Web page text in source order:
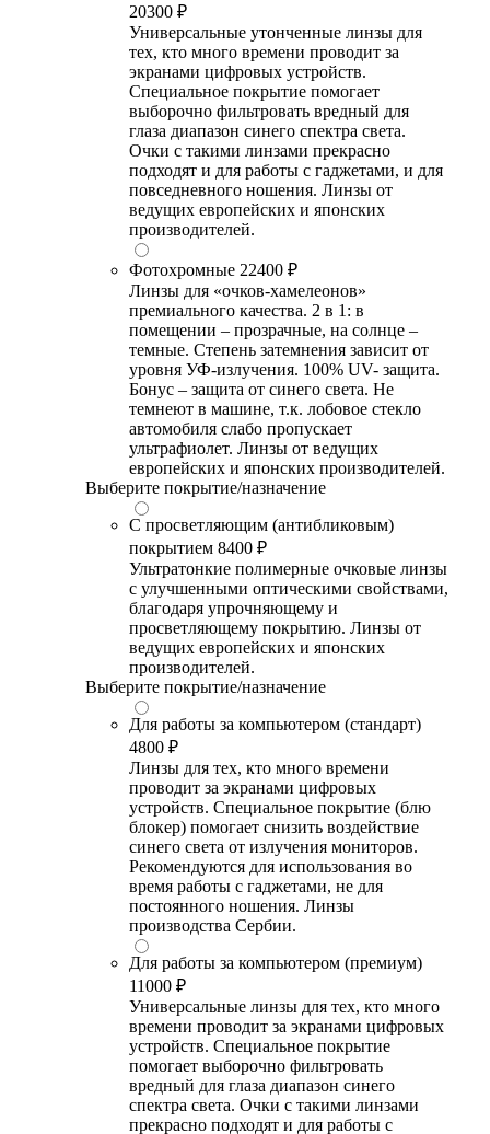
20300 ₽
Универсальные утонченные линзы для
тех, кто много времени проводит за
экранами цифровых устройств.
Специальное покрытие помогает
выборочно фильтровать вредный для
глаза диапазон синего спектра света.
Очки с такими линзами прекрасно
подходят и для работы с гаджетами, и для
повседневного ношения. Линзы от
ведущих европейских и японских
производителей.
Фотохромные 22400 ₽
Линзы для «очков-хамелеонов»
премиального качества. 2 в 1: в
помещении – прозрачные, на солнце –
темные. Степень затемнения зависит от
уровня УФ-излучения. 100% UV- защита.
Бонус – защита от синего света. Не
темнеют в машине, т.к. лобовое стекло
автомобиля слабо пропускает
ультрафиолет. Линзы от ведущих
европейских и японских производителей.
Выберите покрытие/назначение
С просветляющим (антибликовым)
покрытием 8400 ₽
Ультратонкие полимерные очковые линзы
с улучшенными оптическими свойствами,
благодаря упрочняющему и
просветляющему покрытию. Линзы от
ведущих европейских и японских
производителей.
Выберите покрытие/назначение
Для работы за компьютером (стандарт)
4800 ₽
Линзы для тех, кто много времени
проводит за экранами цифровых
устройств. Специальное покрытие (блю
блокер) помогает снизить воздействие
синего света от излучения мониторов.
Рекомендуются для использования во
время работы с гаджетами, не для
постоянного ношения. Линзы
производства Сербии.
Для работы за компьютером (премиум)
11000 ₽
Универсальные линзы для тех, кто много
времени проводит за экранами цифровых
устройств. Специальное покрытие
помогает выборочно фильтровать
вредный для глаза диапазон синего
спектра света. Очки с такими линзами
прекрасно подходят и для работы с